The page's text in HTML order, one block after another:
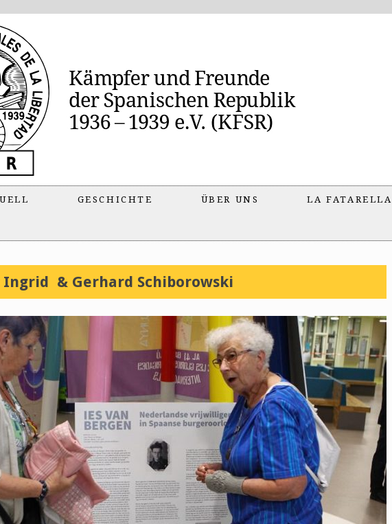
GESCHICHTE ÜBER UNS LA FATARELLA
Ingrid & Gerhard Schiborowski